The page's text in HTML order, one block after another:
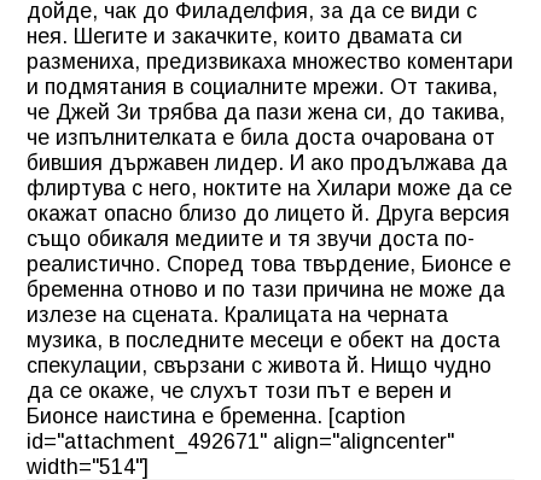
дойде, чак до Филаделфия, за да се види с
нея. Шегите и закачките, които двамата си
размениха, предизвикаха множество коментари
и подмятания в социалните мрежи. От такива,
че Джей Зи трябва да пази жена си, до такива,
че изпълнителката е била доста очарована от
бившия държавен лидер. И ако продължава да
флиртува с него, ноктите на Хилари може да се
окажат опасно близо до лицето й. Друга версия
също обикаля медиите и тя звучи доста по-
реалистично. Според това твърдение, Бионсе е
бременна отново и по тази причина не може да
излезе на сцената. Кралицата на черната
музика, в последните месеци е обект на доста
спекулации, свързани с живота й. Нищо чудно
да се окаже, че слухът този път е верен и
Бионсе наистина е бременна. [caption
id="attachment_492671" align="aligncenter"
width="514"]